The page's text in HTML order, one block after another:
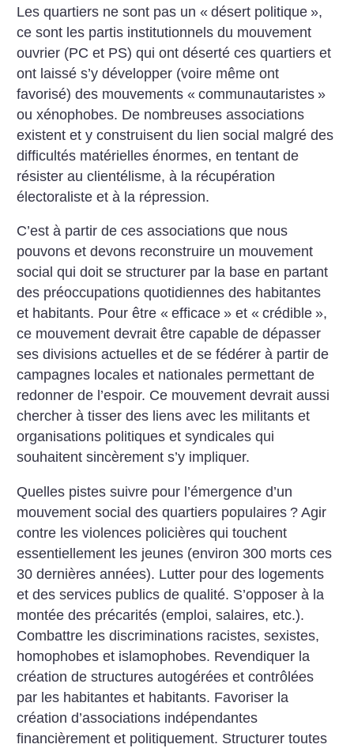
Les quartiers ne sont pas un « désert politique »,
ce sont les partis institutionnels du mouvement
ouvrier (PC et PS) qui ont déserté ces quartiers et
ont laissé s’y développer (voire même ont
favorisé) des mouvements « communautaristes »
ou xénophobes. De nombreuses associations
existent et y construisent du lien social malgré des
difficultés matérielles énormes, en tentant de
résister au clientélisme, à la récupération
électoraliste et à la répression.
C’est à partir de ces associations que nous
pouvons et devons reconstruire un mouvement
social qui doit se structurer par la base en partant
des préoccupations quotidiennes des habitantes
et habitants. Pour être « efficace » et « crédible »,
ce mouvement devrait être capable de dépasser
ses divisions actuelles et de se fédérer à partir de
campagnes locales et nationales permettant de
redonner de l’espoir. Ce mouvement devrait aussi
chercher à tisser des liens avec les militants et
organisations politiques et syndicales qui
souhaitent sincèrement s’y impliquer.
Quelles pistes suivre pour l’émergence d’un
mouvement social des quartiers populaires ? Agir
contre les violences policières qui touchent
essentiellement les jeunes (environ 300 morts ces
30 dernières années). Lutter pour des logements
et des services publics de qualité. S’opposer à la
montée des précarités (emploi, salaires, etc.).
Combattre les discriminations racistes, sexistes,
homophobes et islamophobes. Revendiquer la
création de structures autogérées et contrôlées
par les habitantes et habitants. Favoriser la
création d’associations indépendantes
financièrement et politiquement. Structurer toutes